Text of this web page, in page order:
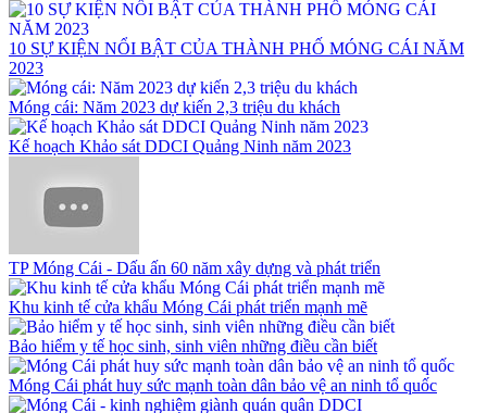
10 SỰ KIỆN NỔI BẬT CỦA THÀNH PHỐ MÓNG CÁI NĂM
2023
Móng cái: Năm 2023 dự kiến 2,3 triệu du khách
Kế hoạch Khảo sát DDCI Quảng Ninh năm 2023
TP Móng Cái - Dấu ấn 60 năm xây dựng và phát triển
Khu kinh tế cửa khẩu Móng Cái phát triển mạnh mẽ
Bảo hiểm y tế học sinh, sinh viên những điều cần biết
Móng Cái phát huy sức mạnh toàn dân bảo vệ an ninh tổ quốc